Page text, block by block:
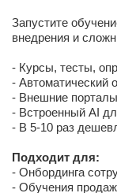
Запустите
внедрения и
- Курсы, тесты,
- Автоматический
- Внешние
- Встроенный AI
- В 5-10 раз
Подходит для:
- Онбординга
- Обучения